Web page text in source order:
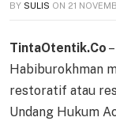
BY SULIS ON 21
TintaOtentik.Co
Habiburokhman
restoratif atau
Undang Hukum